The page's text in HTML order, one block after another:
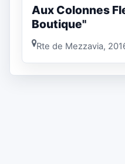
Aux Colonnes
Boutique"
Rte de Mezzavia,